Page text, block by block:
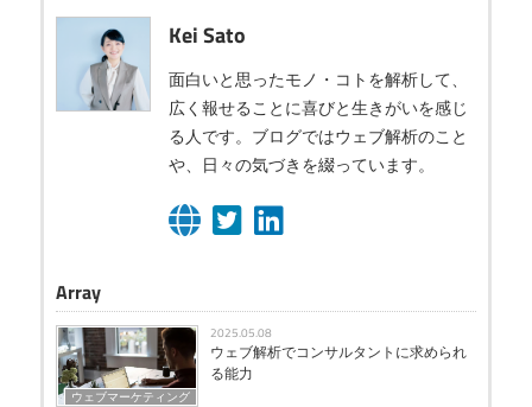
Kei Sato
面白いと思ったモノ・コトを解析して、
広く報せることに喜びと生きがいを感じ
る人です。ブログではウェブ解析のこと
や、日々の気づきを綴っています。
Array
ウェブマーケティング
2025.05.08
ウェブ解析でコンサルタントに求められ
る能力